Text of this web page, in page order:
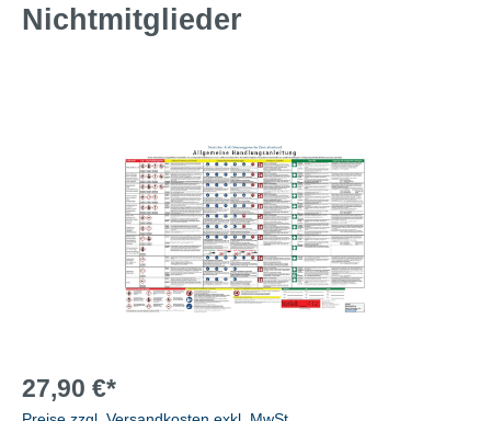
Nichtmitglieder
27,90 €*